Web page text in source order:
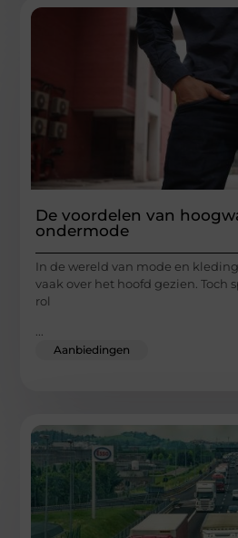
De voordelen van
ondermode
In de wereld van mode en
vaak over het hoofd gezien. Toch
rol
Aanbiedingen